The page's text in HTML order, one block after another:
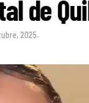
de
2025.